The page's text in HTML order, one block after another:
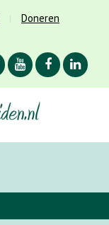
Doneren